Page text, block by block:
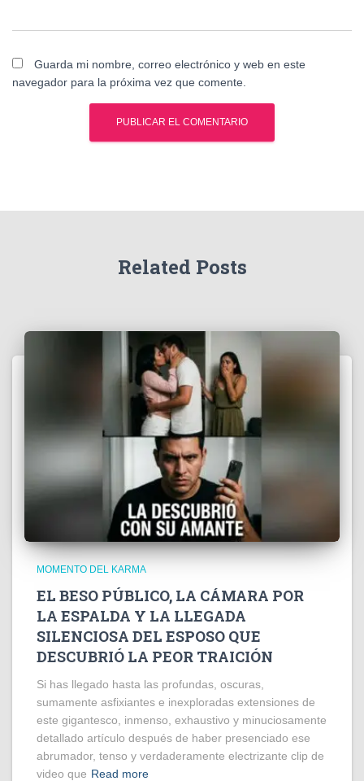
Guarda mi nombre, correo electrónico y web en este
navegador para la próxima vez que comente.
Related Posts
MOMENTO DEL KARMA
EL BESO PÚBLICO, LA CÁMARA POR
LA ESPALDA Y LA LLEGADA
SILENCIOSA DEL ESPOSO QUE
DESCUBRIÓ LA PEOR TRAICIÓN
Si has llegado hasta las profundas, oscuras,
sumamente asfixiantes e inexploradas extensiones de
este gigantesco, inmenso, exhaustivo y minuciosamente
detallado artículo después de haber presenciado ese
abrumador, tenso y verdaderamente electrizante clip de
video que Read more